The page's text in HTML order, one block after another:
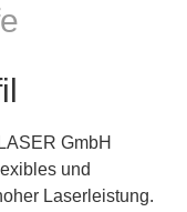
GmbH
und
Laserleistung.